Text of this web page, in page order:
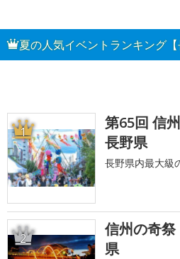
夏の人気イベントランキング【
1
第65回 信
長野県
長野県内最大級
2
信州の奇
県